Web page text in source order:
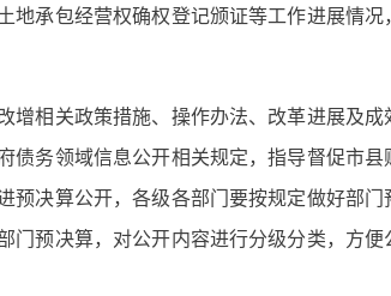
承包经营权确权登记颁证等工作进展情
相关政策措施、操作办法、改革进展及成
债务领域信息公开相关规定，指导督促市
预决算公开，各级各部门要按规定做好部
门预决算，对公开内容进行分级分类，方